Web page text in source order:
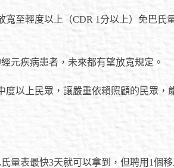
至輕度以上（CDR 1分以上）免巴氏
元疾病患者，未來都有望放寬規定。
以上民眾，讓嚴重依賴照顧的民眾，
量表最快3天就可以拿到，但聘用1個